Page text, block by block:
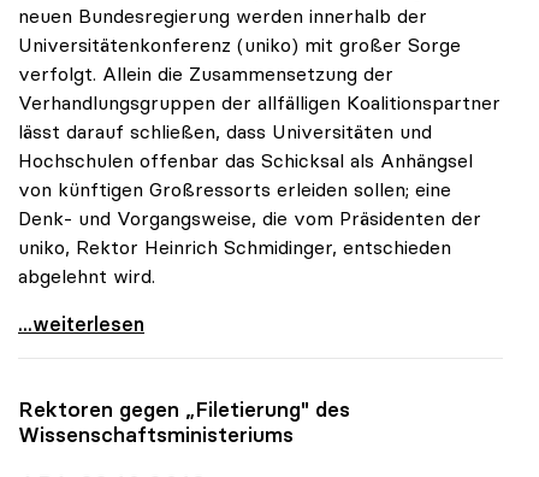
neuen Bundesregierung werden innerhalb der
Universitätenkonferenz (uniko) mit großer Sorge
verfolgt. Allein die Zusammensetzung der
Verhandlungsgruppen der allfälligen Koalitionspartner
lässt darauf schließen, dass Universitäten und
Hochschulen offenbar das Schicksal als Anhängsel
von künftigen Großressorts erleiden sollen; eine
Denk- und Vorgangsweise, die vom Präsidenten der
uniko, Rektor Heinrich Schmidinger, entschieden
abgelehnt wird.
uniko zu Koalitionsverhandlungen: Wissenschaft
...weiterlesen
Rektoren gegen „Filetierung" des
Wissenschaftsministeriums